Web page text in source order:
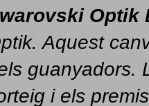
Optik
Aquest
guanyadors.
i els